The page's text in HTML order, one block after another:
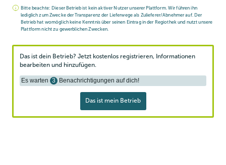
Bitte beachte: Dieser Betrieb ist kein aktiver Nutzer unserer Plattform. Wir führen ihn
lediglich zum Zwecke der Transparenz der Lieferwege als Zulieferer/Abnehmer auf. Der
Betrieb hat womöglich keine Kenntnis über seinen Eintrag in der Regiothek und nutzt unsere
Plattform nicht zu gewerblichen Zwecken.
Das ist dein Betrieb? Jetzt kostenlos registrieren, Informationen
bearbeiten und hinzufügen.
Es warten 3 Benachrichtigungen auf dich!
Das ist mein Betrieb